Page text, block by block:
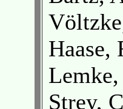
Haase,
Strey,